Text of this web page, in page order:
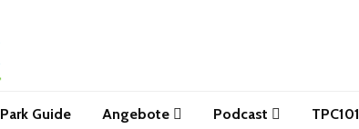
Park Guide Angebote Podcast TPC101